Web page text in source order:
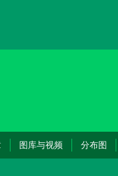
图库与视频 分布图